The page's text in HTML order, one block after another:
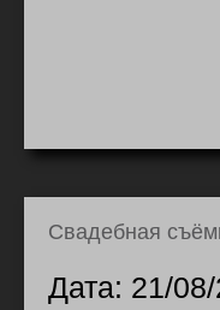
Свадебная
Дата: 21/08/